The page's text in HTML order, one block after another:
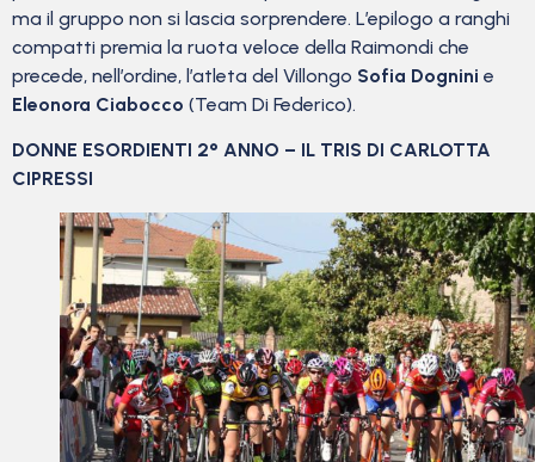
ma il gruppo non si lascia sorprendere. L’epilogo a ranghi
compatti premia la ruota veloce della Raimondi che
precede, nell’ordine, l’atleta del Villongo Sofia Dognini e
Eleonora Ciabocco (Team Di Federico).
DONNE ESORDIENTI 2° ANNO – IL TRIS DI CARLOTTA
CIPRESSI